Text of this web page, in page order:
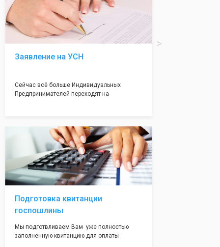
многолетним опытом работы оформят всё
без ошибок и дадут гарантию на 100%
регистрацию!
Заявление на УСН
Сейчас всё больше Индивидуальных
Предпринимателей переходят на
пониженной налоговой ставкой.
Подготовка квитанции
госпошлины
Мы подготвливаем Вам уже полностью
заполненную квитанцию для оплаты